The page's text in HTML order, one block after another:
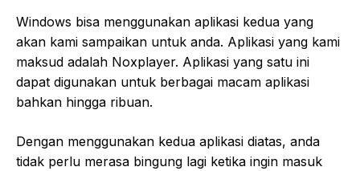
Windows bisa menggunakan aplikasi kedua yang
akan kami sampaikan untuk anda. Aplikasi yang kami
maksud adalah Noxplayer. Aplikasi yang satu ini
dapat digunakan untuk berbagai macam aplikasi
bahkan hingga ribuan.
Dengan menggunakan kedua aplikasi diatas, anda
tidak perlu merasa bingung lagi ketika ingin masuk